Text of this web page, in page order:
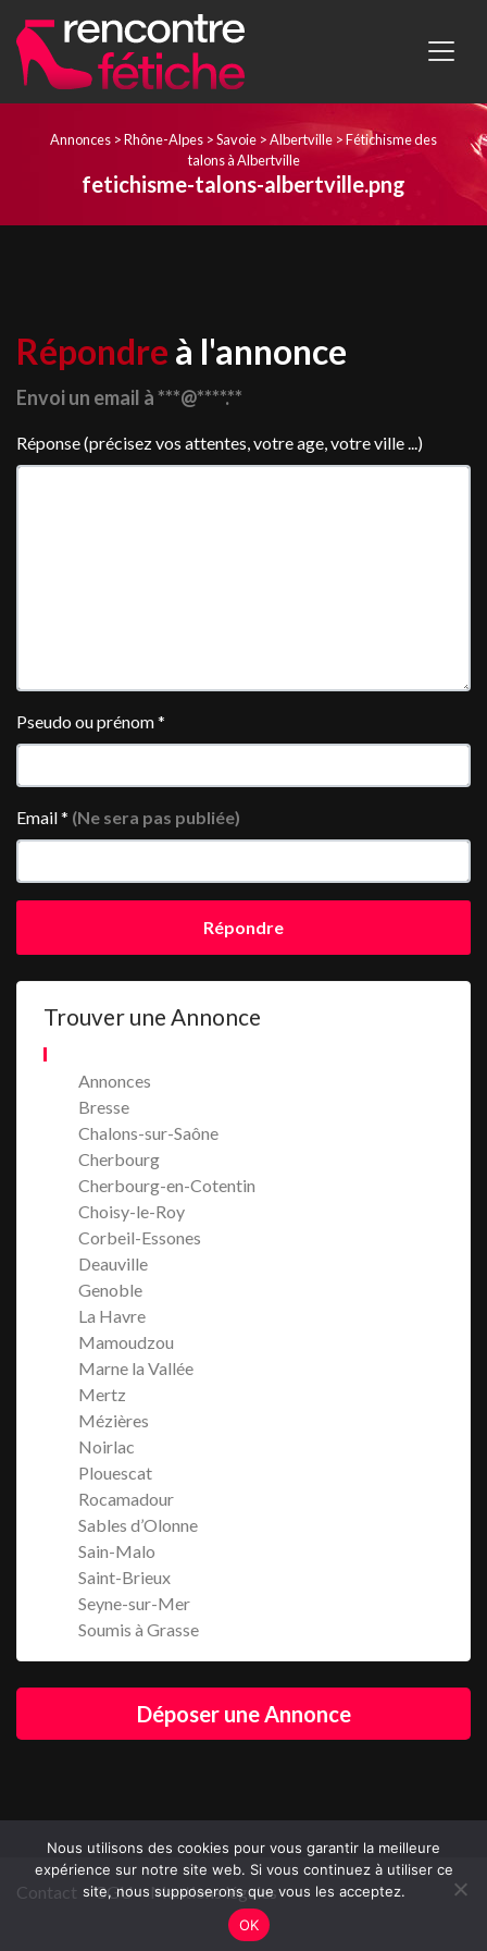
Annonces >Rhône-Alpes >Savoie >Albertville >Fétichisme des
talons à Albertville
fetichisme-talons-albertville.png
Répondre à l'annonce
Envoi un email à ***@****.**
Réponse (précisez vos attentes, votre age, votre ville ...)
Pseudo ou prénom*
Email* (Ne sera pas publiée)
Répondre
Trouver une Annonce
Annonces
Bresse
Chalons-sur-Saône
Cherbourg
Cherbourg-en-Cotentin
Choisy-le-Roy
Corbeil-Essones
Deauville
Genoble
La Havre
Mamoudzou
Marne la Vallée
Mertz
Mézières
Noirlac
Plouescat
Rocamadour
Sables d’Olonne
Sain-Malo
Saint-Brieux
Seyne-sur-Mer
Soumis à Grasse
Déposer une Annonce
Contact CGU Mentions légales
Nous utilisons des cookies pour vous garantir la meilleure
expérience sur notre site web. Si vous continuez à utiliser ce
site, nous supposerons que vous les acceptez.
OK